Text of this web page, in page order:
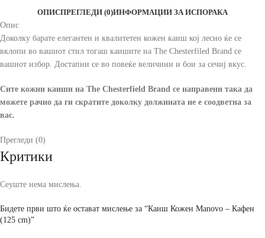
ОПИСПРЕГЛЕДИ (0)ИНФОРМАЦИИ ЗА ИСПОРАКА
Опис
Доколку барате елегантен и квалитетен кожен каиш кој лесно ќе се
вклопи во вашиот стил тогаш каишите на The Chesterfiled Brand се
вашиот избор. Достапни се во повеќе величини и бои за сечиј вкус.
Сите кожни каиши на The Chesterfield Brand се направени така да
можете рачно да ги скратите доколку должината не е соодветна за
вас.
Прегледи (0)
Критики
Сеуште нема мислења.
Бидете први што ќе остават мислење за “Каиш Кожен Manovo – Кафен
(125 cm)”